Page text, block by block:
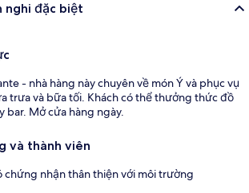
nghi đặc biệt
- nhà hàng này chuyên về món Ý và phục vụ
trưa và bữa tối. Khách có thể thưởng thức đồ
bar. Mở cửa hàng ngày.
và thành viên
chứng nhận thân thiện với môi trường